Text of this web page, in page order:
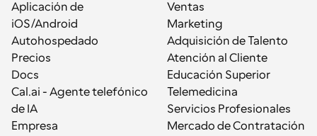
Aplicación de
iOS/Android
Autohospedado
Precios
Docs
Cal.ai - Agente telefónico
de IA
Empresa
Ventas
Marketing
Adquisición de Talento
Atención al Cliente
Educación Superior
Telemedicina
Servicios Profesionales
Mercado de Contratación